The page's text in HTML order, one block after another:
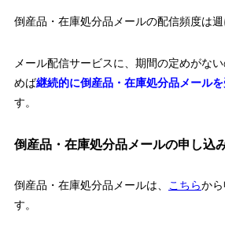
倒産品・在庫処分品メールの配信頻度は週
メール配信サービスに、期間の定めがな
めば継続的に倒産品・在庫処分品メール
す。
倒産品・在庫処分品メールの申し込
倒産品・在庫処分品メールは、 こちらか
す。